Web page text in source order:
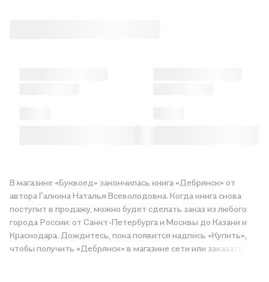
В магазине «Буквоед» закончилась книга «Дебрянск» от
автора Галкина Наталья Всеволодовна. Когда книга снова
поступит в продажу, можно будет сделать заказ из любого
города России: от Санкт-Петербурга и Москвы до Казани и
Краснодара. Дождитесь, пока появится надпись «Купить»,
чтобы получить «Дебрянск» в магазине сети или заказать